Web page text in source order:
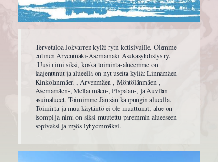
Tervetuloa Jokvarren kylät ry:n kotisivuille. Olemme
entinen Arvenmäki-Asemamäki Asukasyhdistys ry.
Uusi nimi siksi, koska toiminta-alueemme on
laajentunut ja alueella on nyt useita kyliä: Linnamäen-
Kinkolanmäen-, Arvenmäen-, Möntölänmäen-,
Asemamäen-, Mellanmäen-, Pispalan-, ja Auvilan
asuinalueet. Toimimme Jämsän kaupungin alueella.
Toiminta ja muu käytäntö ei ole muuttunut, alue on
isompi ja nimi on siksi muutettu paremmin alueeseen
sopivaksi ja myös lyhyemmäksi.